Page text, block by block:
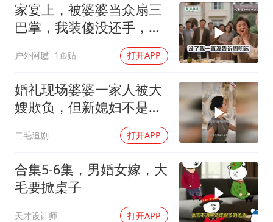
家宴上，被婆婆当众扇三
巴掌，我装傻没还手，悄
悄卖别墅搬家，8天后丈
夫全家10人被新户主请出
家门
户外阿毽 1跟贴 打开APP
婚礼现场婆婆一家人被大
嫂欺负，但新媳妇不是好
二毛追剧 打开APP
合集5-6集，男婚女嫁，大
毛要掀桌子
天才设计师 打开APP